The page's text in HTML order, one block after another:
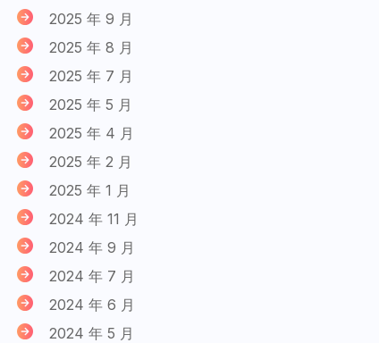
2025 年 9 月
2025 年 8 月
2025 年 7 月
2025 年 5 月
2025 年 4 月
2025 年 2 月
2025 年 1 月
2024 年 11 月
2024 年 9 月
2024 年 7 月
2024 年 6 月
2024 年 5 月